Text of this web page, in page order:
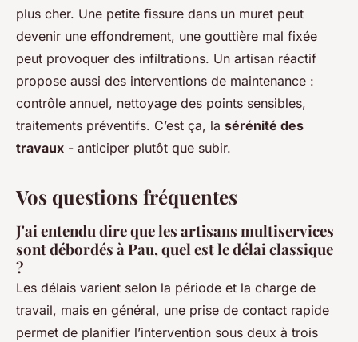
plus cher. Une petite fissure dans un muret peut
devenir une effondrement, une gouttière mal fixée
peut provoquer des infiltrations. Un artisan réactif
propose aussi des interventions de maintenance :
contrôle annuel, nettoyage des points sensibles,
traitements préventifs. C’est ça, la sérénité des
travaux - anticiper plutôt que subir.
Vos questions fréquentes
J'ai entendu dire que les artisans multiservices
sont débordés à Pau, quel est le délai classique
?
Les délais varient selon la période et la charge de
travail, mais en général, une prise de contact rapide
permet de planifier l’intervention sous deux à trois